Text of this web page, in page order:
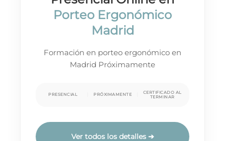
Porteo Ergonómico
Madrid
Formación en porteo ergonómico en
Madrid Próximamente
PRESENCIAL PRÓXIMAMENTE
CERTIFICADO AL
TERMINAR
Ver todos los detalles ➔